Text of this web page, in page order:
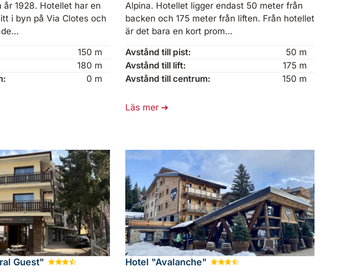
år 1928. Hotellet har en
i byn på Via Clotes och
150 m
180 m
0 m
Alpina. Hotellet ligger endast 50 meter från
backen och 175 meter från liften. Från hotellet
är det bara en kort prom...
Avstånd till pist:
50 m
Avstånd till lift:
175 m
Avstånd till centrum:
150 m
Läs mer
Guest" ★★★ Hotel "Avalanche" ★★★